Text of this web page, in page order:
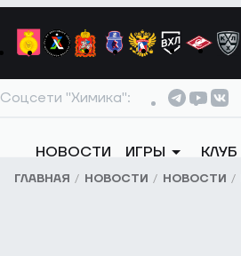
Соцсети "Химика":
НОВОСТИ ИГРЫ КЛУБ
ГЛАВНАЯ НОВОСТИ НОВОСТИ